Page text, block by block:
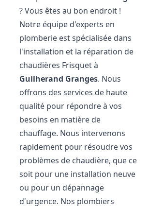
? Vous êtes au bon endroit !
Notre équipe d'experts en
plomberie est spécialisée dans
l'installation et la réparation de
chaudières Frisquet à
Guilherand Granges. Nous
offrons des services de haute
qualité pour répondre à vos
besoins en matière de
chauffage. Nous intervenons
rapidement pour résoudre vos
problèmes de chaudière, que ce
soit pour une installation neuve
ou pour un dépannage
d'urgence. Nos plombiers